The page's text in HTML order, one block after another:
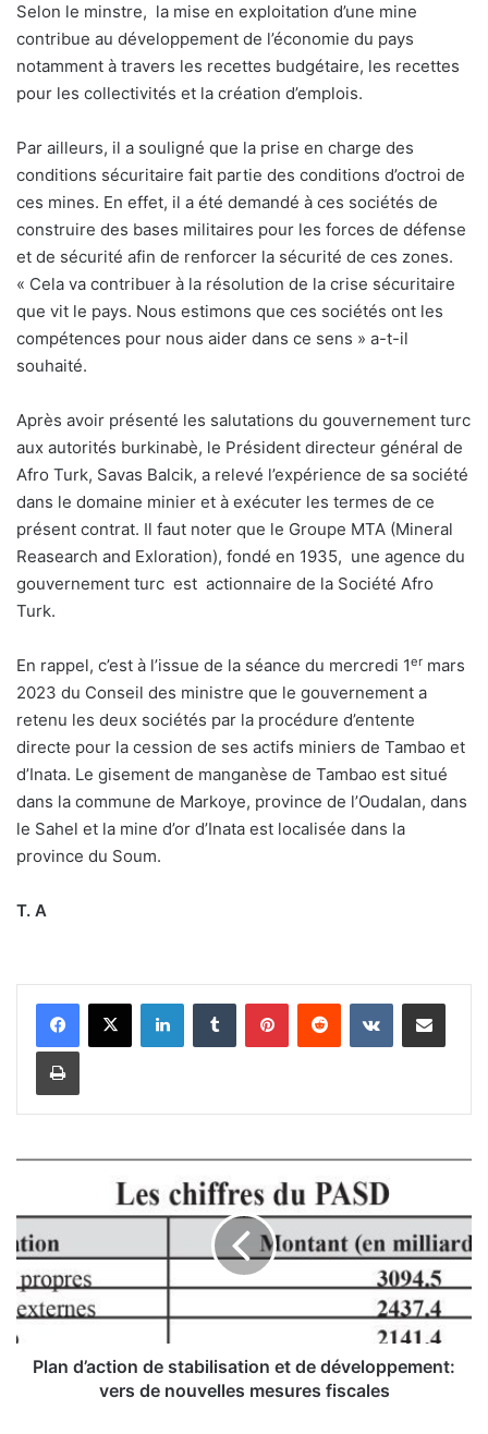
Selon le minstre, la mise en exploitation d’une mine
contribue au développement de l’économie du pays
notamment à travers les recettes budgétaire, les recettes
pour les collectivités et la création d’emplois.
Par ailleurs, il a souligné que la prise en charge des
conditions sécuritaire fait partie des conditions d’octroi de
ces mines. En effet, il a été demandé à ces sociétés de
construire des bases militaires pour les forces de défense
et de sécurité afin de renforcer la sécurité de ces zones.
« Cela va contribuer à la résolution de la crise sécuritaire
que vit le pays. Nous estimons que ces sociétés ont les
compétences pour nous aider dans ce sens » a-t-il
souhaité.
Après avoir présenté les salutations du gouvernement turc
aux autorités burkinabè, le Président directeur général de
Afro Turk, Savas Balcik, a relevé l’expérience de sa société
dans le domaine minier et à exécuter les termes de ce
présent contrat. Il faut noter que le Groupe MTA (Mineral
Reasearch and Exloration), fondé en 1935, une agence du
gouvernement turc est actionnaire de la Société Afro
Turk.
En rappel, c’est à l’issue de la séance du mercredi 1er mars
2023 du Conseil des ministre que le gouvernement a
retenu les deux sociétés par la procédure d’entente
directe pour la cession de ses actifs miniers de Tambao et
d’Inata. Le gisement de manganèse de Tambao est situé
dans la commune de Markoye, province de l’Oudalan, dans
le Sahel et la mine d’or d’Inata est localisée dans la
province du Soum.
T. A
P
d
a
c
t
Plan d’action de stabilisation et de développement:
vers de nouvelles mesures fiscales